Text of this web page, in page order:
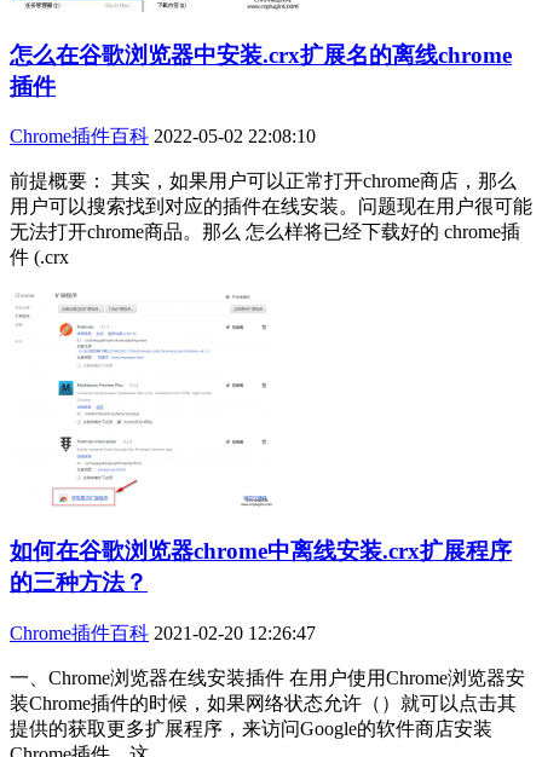
怎么在谷歌浏览器中安装.crx扩展名的离线chrome
插件
Chrome插件百科 2022-05-02 22:08:10
前提概要： 其实，如果用户可以正常打开chrome商店，那么
用户可以搜索找到对应的插件在线安装。问题现在用户很可能
无法打开chrome商品。那么 怎么样将已经下载好的 chrome插
件 (.crx
如何在谷歌浏览器chrome中离线安装.crx扩展程序
的三种方法？
Chrome插件百科 2021-02-20 12:26:47
一、Chrome浏览器在线安装插件 在用户使用Chrome浏览器安
装Chrome插件的时候，如果网络状态允许（）就可以点击其
提供的获取更多扩展程序，来访问Google的软件商店安装